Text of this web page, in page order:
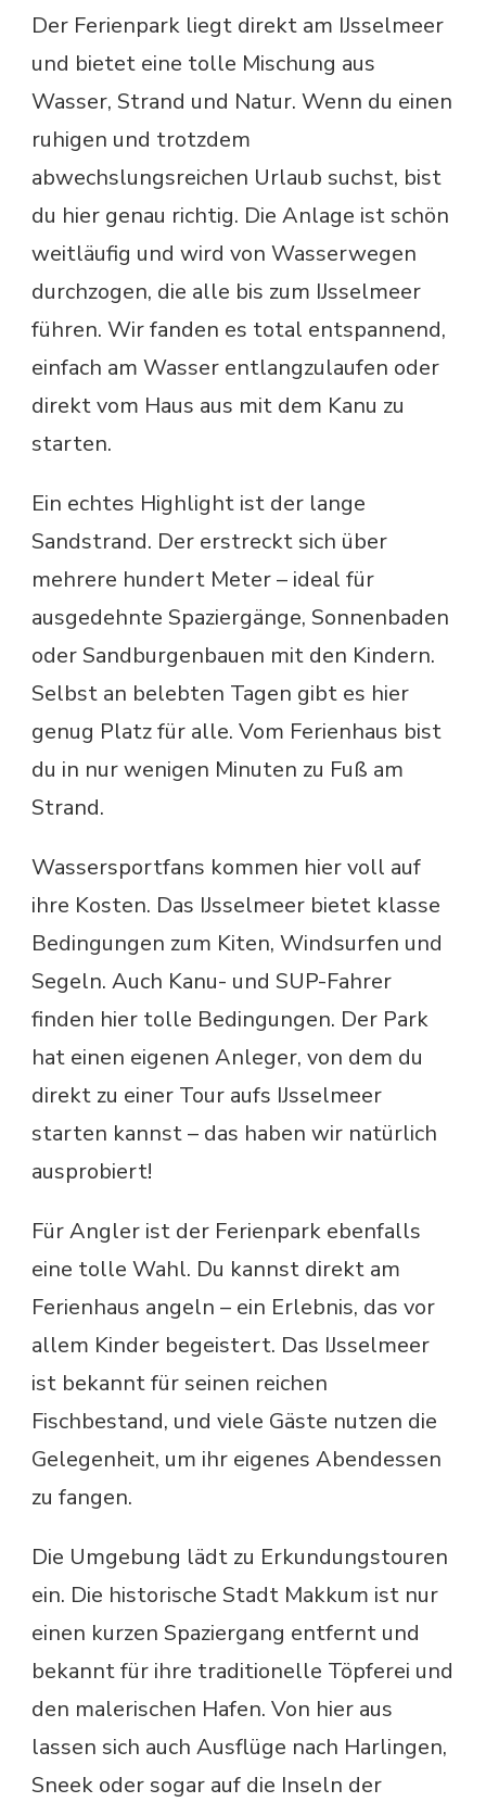
Der Ferienpark liegt direkt am IJsselmeer
und bietet eine tolle Mischung aus
Wasser, Strand und Natur. Wenn du einen
ruhigen und trotzdem
abwechslungsreichen Urlaub suchst, bist
du hier genau richtig. Die Anlage ist schön
weitläufig und wird von Wasserwegen
durchzogen, die alle bis zum IJsselmeer
führen. Wir fanden es total entspannend,
einfach am Wasser entlangzulaufen oder
direkt vom Haus aus mit dem Kanu zu
starten.
Ein echtes Highlight ist der lange
Sandstrand. Der erstreckt sich über
mehrere hundert Meter – ideal für
ausgedehnte Spaziergänge, Sonnenbaden
oder Sandburgenbauen mit den Kindern.
Selbst an belebten Tagen gibt es hier
genug Platz für alle. Vom Ferienhaus bist
du in nur wenigen Minuten zu Fuß am
Strand.
Wassersportfans kommen hier voll auf
ihre Kosten. Das IJsselmeer bietet klasse
Bedingungen zum Kiten, Windsurfen und
Segeln. Auch Kanu- und SUP-Fahrer
finden hier tolle Bedingungen. Der Park
hat einen eigenen Anleger, von dem du
direkt zu einer Tour aufs IJsselmeer
starten kannst – das haben wir natürlich
ausprobiert!
Für Angler ist der Ferienpark ebenfalls
eine tolle Wahl. Du kannst direkt am
Ferienhaus angeln – ein Erlebnis, das vor
allem Kinder begeistert. Das IJsselmeer
ist bekannt für seinen reichen
Fischbestand, und viele Gäste nutzen die
Gelegenheit, um ihr eigenes Abendessen
zu fangen.
Die Umgebung lädt zu Erkundungstouren
ein. Die historische Stadt Makkum ist nur
einen kurzen Spaziergang entfernt und
bekannt für ihre traditionelle Töpferei und
den malerischen Hafen. Von hier aus
lassen sich auch Ausflüge nach Harlingen,
Sneek oder sogar auf die Inseln der